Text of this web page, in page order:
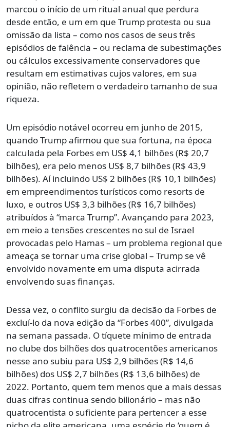
marcou o início de um ritual anual que perdura
desde então, e um em que Trump protesta ou sua
omissão da lista – como nos casos de seus três
episódios de falência – ou reclama de subestimações
ou cálculos excessivamente conservadores que
resultam em estimativas cujos valores, em sua
opinião, não refletem o verdadeiro tamanho de sua
riqueza.
Um episódio notável ocorreu em junho de 2015,
quando Trump afirmou que sua fortuna, na época
calculada pela Forbes em US$ 4,1 bilhões (R$ 20,7
bilhões), era pelo menos US$ 8,7 bilhões (R$ 43,9
bilhões). Aí incluindo US$ 2 bilhões (R$ 10,1 bilhões)
em empreendimentos turísticos como resorts de
luxo, e outros US$ 3,3 bilhões (R$ 16,7 bilhões)
atribuídos à “marca Trump”. Avançando para 2023,
em meio a tensões crescentes no sul de Israel
provocadas pelo Hamas – um problema regional que
ameaça se tornar uma crise global – Trump se vê
envolvido novamente em uma disputa acirrada
envolvendo suas finanças.
Dessa vez, o conflito surgiu da decisão da Forbes de
excluí-lo da nova edição da “Forbes 400”, divulgada
na semana passada. O tíquete mínimo de entrada
no clube dos bilhões dos quatrocentões americanos
nesse ano subiu para US$ 2,9 bilhões (R$ 14,6
bilhões) dos US$ 2,7 bilhões (R$ 13,6 bilhões) de
2022. Portanto, quem tem menos que a mais dessas
duas cifras continua sendo bilionário – mas não
quatrocentista o suficiente para pertencer a esse